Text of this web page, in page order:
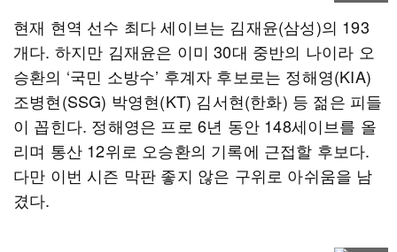
현재 현역 선수 최다 세이브는 김재윤(삼성)의 193
개다. 하지만 김재윤은 이미 30대 중반의 나이라 오
승환의 ‘국민 소방수’ 후계자 후보로는 정해영(KIA)
조병현(SSG) 박영현(KT) 김서현(한화) 등 젊은 피들
이 꼽힌다. 정해영은 프로 6년 동안 148세이브를 올
리며 통산 12위로 오승환의 기록에 근접할 후보다.
다만 이번 시즌 막판 좋지 않은 구위로 아쉬움을 남
겼다.